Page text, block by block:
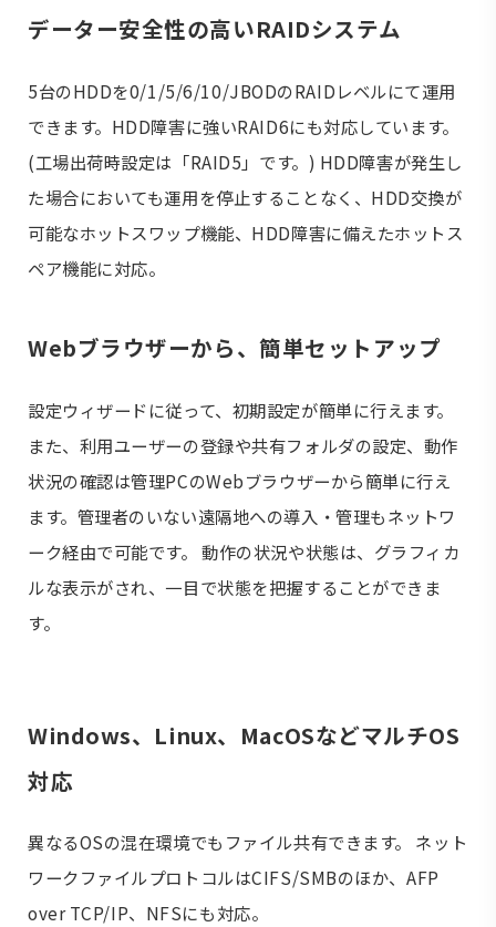
データー安全性の高いRAIDシステム
5台のHDDを0/1/5/6/10/JBODのRAIDレベルにて運用
できます。HDD障害に強いRAID6にも対応しています。
(工場出荷時設定は「RAID5」です。) HDD障害が発生し
た場合においても運用を停止することなく、HDD交換が
可能なホットスワップ機能、HDD障害に備えたホットス
ペア機能に対応。
Webブラウザーから、簡単セットアップ
設定ウィザードに従って、初期設定が簡単に行えます。
また、利用ユーザーの登録や共有フォルダの設定、動作
状況の確認は管理PCのWebブラウザーから簡単に行え
ます。管理者のいない遠隔地への導入・管理もネットワ
ーク経由で可能です。 動作の状況や状態は、グラフィカ
ルな表示がされ、一目で状態を把握することができま
す。
Windows、Linux、MacOSなどマルチOS
対応
異なるOSの混在環境でもファイル共有できます。 ネット
ワークファイルプロトコルはCIFS/SMBのほか、AFP
over TCP/IP、NFSにも対応。